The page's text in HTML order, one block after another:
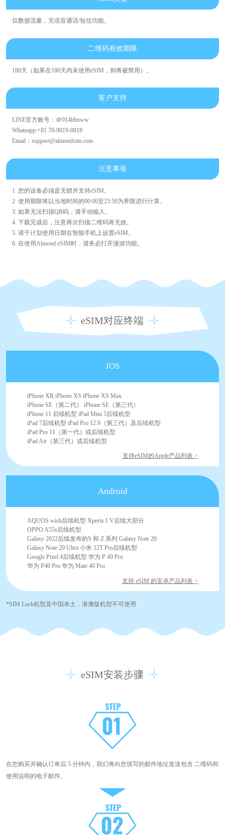
仅数据流量，无语音通话/短信功能。
二维码有效期限
180天（如果在180天内未使用eSIM，则将被禁用）。
客户支持
LINE官方账号：＠014hhnww
Whatsapp:+81 70-9019-0818
Email：support@almondsim.com
注意事项
1. 您的设备必须是无锁并支持eSIM。
2. 使用期限将以当地时间的00:00至23:59为界限进行计算。
3. 如果无法扫描QR码，请手动输入。
4. 下载完成后，注意再次扫描二维码将无效。
5. 请于计划使用日期在智能手机上设置eSIM。
6. 在使用Almond eSIM时，请务必打开漫游功能。
eSIM对应终端
IOS
iPhone XR iPhone XS iPhone XS Max
iPhone SE（第二代） iPhone SE（第三代）
iPhone 11 后续机型 iPad Mini 5后续机型
iPad 7后续机型 iPad Pro 12.9（第三代）及后续机型
iPad Pro 11（第一代）或后续机型
iPad Air（第三代）或后续机型
支持eSIM的Apple产品列表 >
Android
AQUOS wish后续机型 Xperia 1 V后续大部分
OPPO A55s后续机型
Galaxy 2022后续发布的S 和 Z 系列 Galaxy Note 20
Galaxy Note 20 Ultra 小米 12T Pro后续机型
Google Pixel 4后续机型 华为 P 40 Pro
华为 P40 Pro 华为 Mate 40 Pro
支持 eSIM 的安卓产品列表 >
*SIM Lock机型及中国本土，港澳版机型不可使用
eSIM安装步骤
在您购买并确认订单后 5 分钟内，我们将向您填写的邮件地址发送包含 二维码和
使用说明的电子邮件。